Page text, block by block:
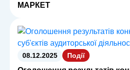
МАРКЕТ
08.12.2025 Події